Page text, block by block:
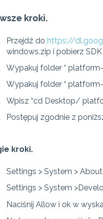
kroki.
Przejdź do https://
windows.zip i pobierz
Wypakuj folder “ platform-
Wypakuj folder “ platform-
Wpisz “cd Desktop/
Postępuj zgodnie z
kroki.
Settings > System >
Settings > System
Naciśnij Allow i ok w